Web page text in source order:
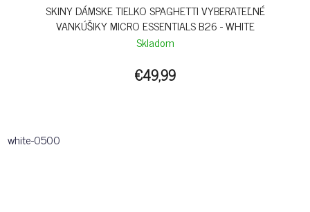
SKINY DÁMSKE TIELKO SPAGHETTI VYBERATEĽNÉ
VANKÚŠIKY MICRO ESSENTIALS B26 - WHITE
Skladom
€49,99
white-0500